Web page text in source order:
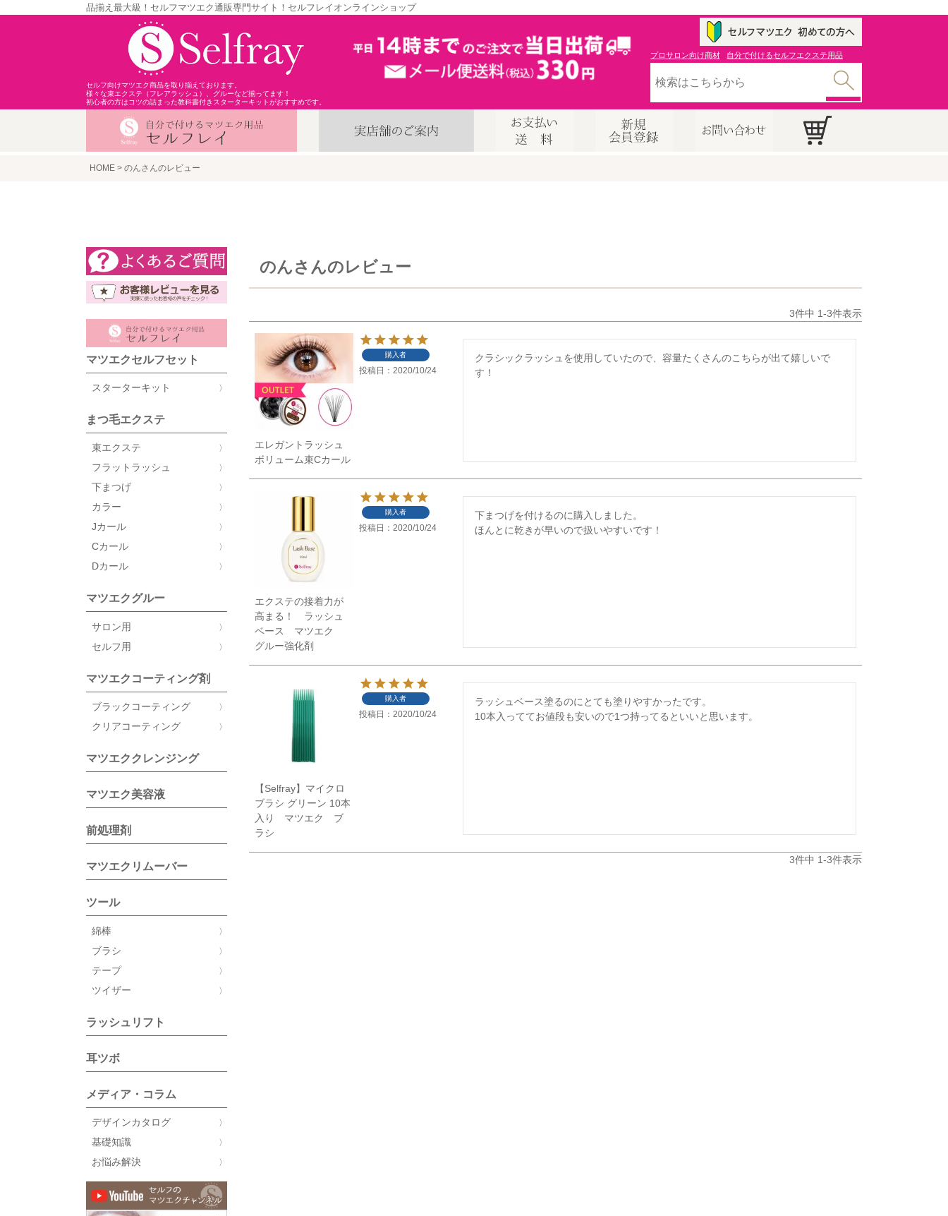
品揃え最大級！セルフマツエク通販専門サイト！セルフレイオンラインショップ
セルフ向けマツエク商品を取り揃えております。
様々な束エクステ（フレアラッシュ）、グルーなど揃ってます！
初心者の方はコツの詰まった教科書付きスターターキットがおすすめです。
プロサロン向け商材 自分で付けるセルフエクステ用品
HOME のんさんのレビュー
マツエクセルフセット
スターターキット
まつ毛エクステ
束エクステ
フラットラッシュ
下まつげ
カラー
Jカール
Cカール
Dカール
マツエクグルー
サロン用
セルフ用
マツエクコーティング剤
ブラックコーティング
クリアコーティング
マツエククレンジング
マツエク美容液
前処理剤
マツエクリムーバー
ツール
綿棒
ブラシ
テープ
ツイザー
ラッシュリフト
耳ツボ
メディア・コラム
デザインカタログ
基礎知識
お悩み解決
のんさんのレビュー
3件中 1-3件表示
エレガントラッシュ
ボリューム束Cカール
購入者
投稿日 2020/10/24
クラシックラッシュを使用していたので、容量たくさんのこちらが出て嬉しいで
す！
エクステの接着力が
高まる！ ラッシュ
ベース マツエク
グルー強化剤
購入者
投稿日 2020/10/24
下まつげを付けるのに購入しました。
ほんとに乾きが早いので扱いやすいです！
【Selfray】マイクロ
ブラシ グリーン 10本
入り マツエク ブ
ラシ
購入者
投稿日 2020/10/24
ラッシュベース塗るのにとても塗りやすかったです。
10本入っててお値段も安いので1つ持ってるといいと思います。
3件中 1-3件表示